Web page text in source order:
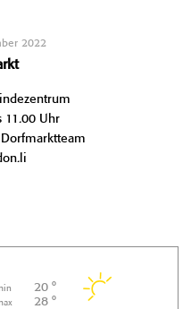
2022
11.00 Uhr
20 °
28 °